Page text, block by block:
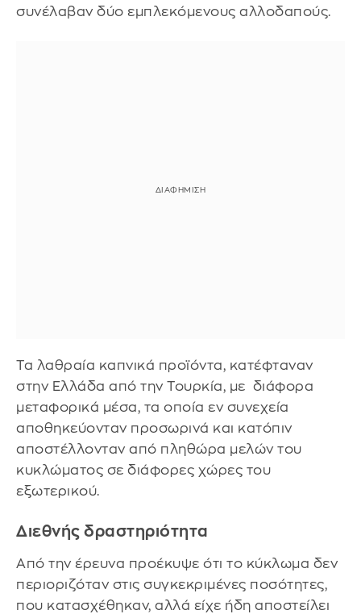
συνέλαβαν δύο εμπλεκόμενους αλλοδαπούς.
Τα λαθραία καπνικά προϊόντα, κατέφταναν
στην Ελλάδα από την Τουρκία, με διάφορα
μεταφορικά μέσα, τα οποία εν συνεχεία
αποθηκεύονταν προσωρινά και κατόπιν
αποστέλλονταν από πληθώρα μελών του
κυκλώματος σε διάφορες χώρες του
εξωτερικού.
Διεθνής δραστηριότητα
Από την έρευνα προέκυψε ότι το κύκλωμα δεν
περιοριζόταν στις συγκεκριμένες ποσότητες,
που κατασχέθηκαν, αλλά είχε ήδη αποστείλει